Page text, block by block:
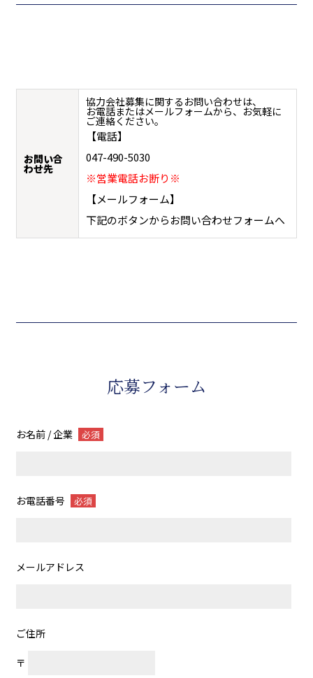
お問い合
わせ先
協力会社募集に関するお問い合わせは、
お電話またはメールフォームから、お気軽に
ご連絡ください。
【電話】
047-490-5030
※営業電話お断り※
【メールフォーム】
下記のボタンからお問い合わせフォームへ
応募フォーム
お名前 / 企業 必須
お電話番号 必須
メールアドレス
ご住所
〒